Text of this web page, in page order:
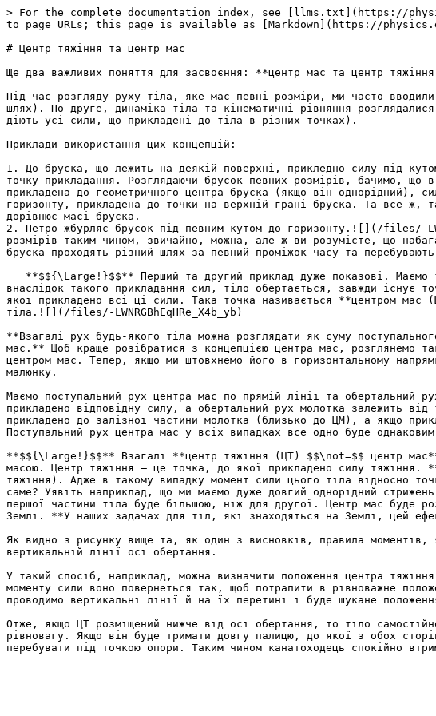
> For the complete documentation index, see [llms.txt](https://
to page URLs; this page is available as [Markdown](https://
# Центр тяжiння та центр мас
Ще два важливих поняття для засвоєння: **центр мас та центр
Під час розгляду руху тiла, яке має певнi розмiри, ми часто
шлях). По-друге, динамiка тiла та кiнематичнi рiвняння
дiють усi сили, що прикладенi до тiла в рiзних точках).
Приклади використання цих концепцiй:
1. До бруска, що лежить на деякiй поверхнi, прикледно силу пiд
точку прикладання. Розглядаючи брусок певних розмiрiв, бачимо,
прикладена до геометричного центра бруска (якщо вiн однорiдний),
горизонту, прикладена до точки на верхнiй гранi бруска. Та все ж,
дорiвнює масi бруска.
2. Петро жбурляє брусок пiд певним кутом до горизонту.![](/files/-
розмiрiв таким чином, звичайно, можна, але ж ви розумiєте, що
бруска проходять рiзний шлях за певний промiжок часу та
внаслiдок такого прикладання сил, тiло обертається, завжди iснує
якої прикладено всi цi сили. Така точка називається **центром мас
тiла.![](/files/-LWNRGBhEqHRe_X4b_yb)
**Взагалi рух будь-якого тiла можна розглядати як суму
мас.** Щоб краще розiбратися з концепцiєю центра мас, розглянемо
центром мас. Тепер, якщо ми штовхнемо його в горизонтальному
малюнку.
Маємо поступальний рух центра мас по прямiй лiнiї та обертальний
прикладено вiдповiдну силу, а обертальний рух молотка залежить
прикладено до залiзної частини молотка (близько до ЦМ), а якщо
Поступальний рух центра мас у всiх випадках все одно буде
**$${\Large!}$$** Взагалi **центр тяжiння (ЦТ) $$\not=$$ центр
масою. Центр тяжiння – це точка, до якої прикладено силу
тяжiння). Адже в такому випадку момент сили цього тiла вiдносно
саме? Уявiть наприклад, що ми маємо дуже довгий однорiдний
першої частини тiла буде бiльшою, нiж для другої. Центр мас буде
Землi. **У наших задачах для тiл, якi знаходяться на Землi, цей
Як видно з рисунку вище та, як один з висновків, правила моментiв,
вертикальнiй лiнiї осі обертання.
У такий спосіб, наприклад, можна визначити положення центра
моменту сили воно повернеться так, щоб потрапити в рiвноважне
проводимо вертикальнi лiнiї й на їх перетинi i буде шукане
Отже, якщо ЦТ розміщений нижче від осi обертання, то тiло
рiвновагу. Якщо вiн буде тримати довгу палицю, до якої з обох